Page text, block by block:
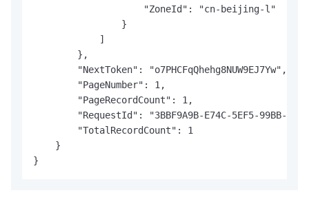
                    "ZoneId": "cn-beijing-l"
                }
            ]
        },
        "NextToken": "o7PHCFqQhehg8NUW9EJ7Yw",
        "PageNumber": 1,
        "PageRecordCount": 1,
"RequestId": "3BBF9A9B-E74C-5EF5-99BB-
        "TotalRecordCount": 1
    }
}